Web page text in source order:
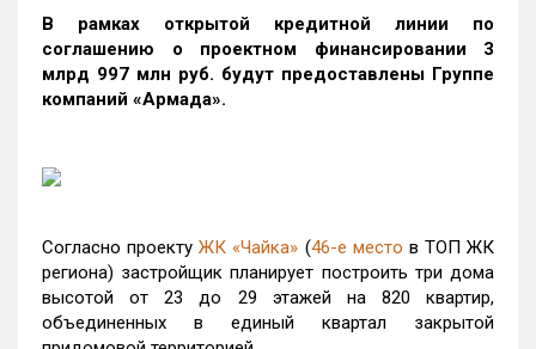
В рамках открытой кредитной линии по
соглашению о проектном финансировании 3
млрд 997 млн руб. будут предоставлены Группе
компаний «Армада».
Согласно проектуЖК «Чайка» (46-е место в ТОП ЖК
региона) застройщик планирует построить три дома
высотой от 23 до 29 этажей на 820 квартир,
объединенных в единый квартал закрытой